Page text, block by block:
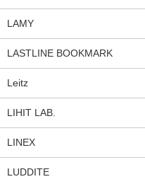
LAMY
LASTLINE BOOKMARK
Leitz
LIHIT LAB.
LINEX
LUDDITE